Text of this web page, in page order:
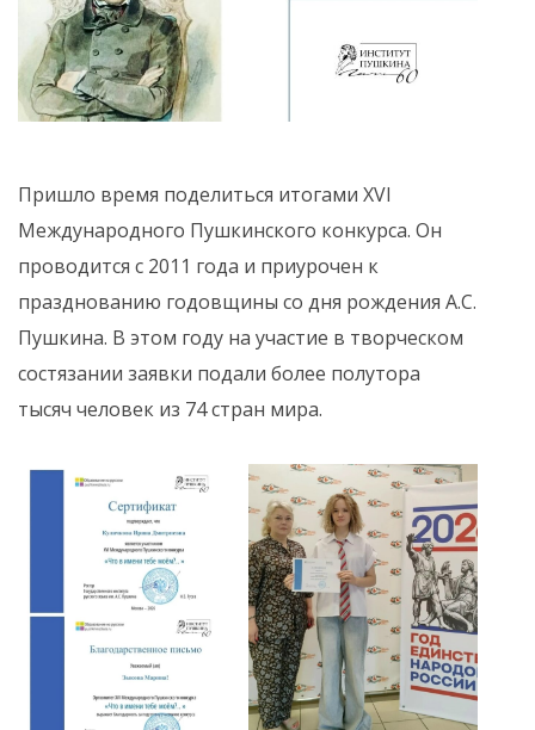
Пришло время поделиться итогами XVI
Международного Пушкинского конкурса. Он
проводится с 2011 года и приурочен к
празднованию годовщины со дня рождения А.С.
Пушкина. В этом году на участие в творческом
состязании заявки подали более полутора
тысяч человек из 74 стран мира.